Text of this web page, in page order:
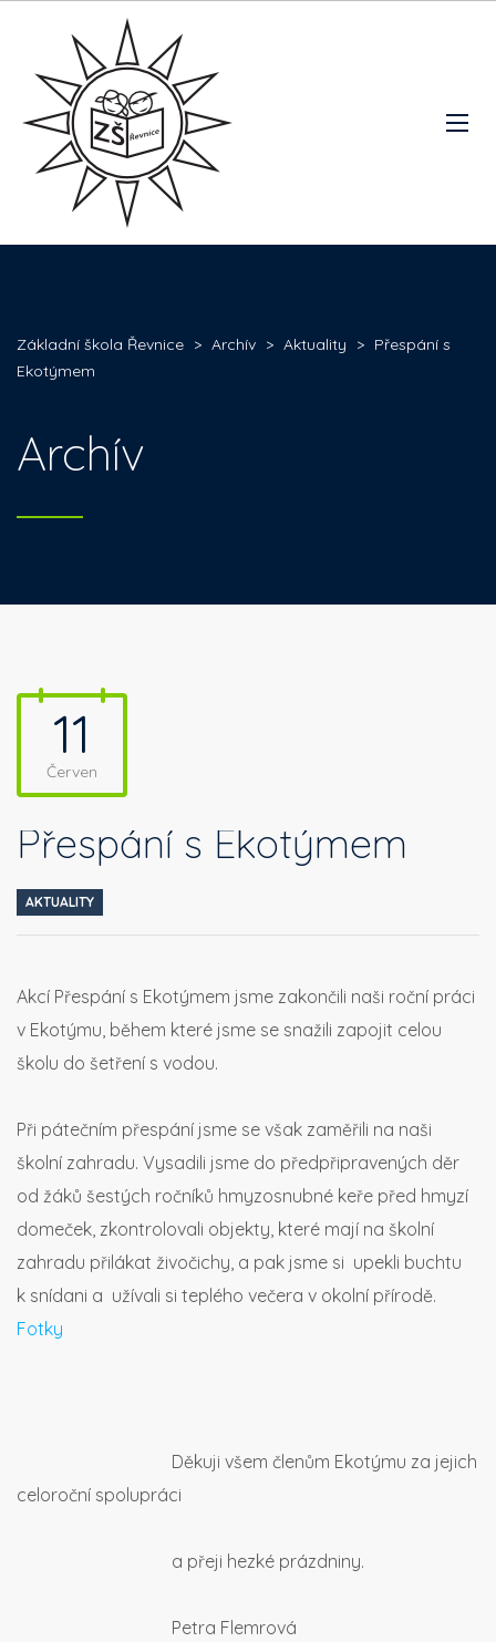
Základní škola Řevnice > Archív > Aktuality > Přespání s
Ekotýmem
Archív
11
Červen
Přespání s Ekotýmem
AKTUALITY
Akcí Přespání s Ekotýmem jsme zakončili naši roční práci
v Ekotýmu, během které jsme se snažili zapojit celou
školu do šetření s vodou.
Při pátečním přespání jsme se však zaměřili na naši
školní zahradu. Vysadili jsme do předpřipravených děr
od žáků šestých ročníků hmyzosnubné keře před hmyzí
domeček, zkontrolovali objekty, které mají na školní
zahradu přilákat živočichy, a pak jsme si upekli buchtu
k snídani a užívali si teplého večera v okolní přírodě.
Fotky
Děkuji všem členům Ekotýmu za jejich
celoroční spolupráci
a přeji hezké prázdniny.
Petra Flemrová